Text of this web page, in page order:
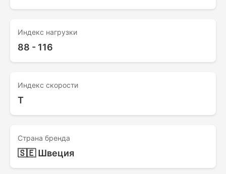
Индекс нагрузки
88 - 116
Индекс скорости
T
Страна бренда
🇸🇪 Швеция